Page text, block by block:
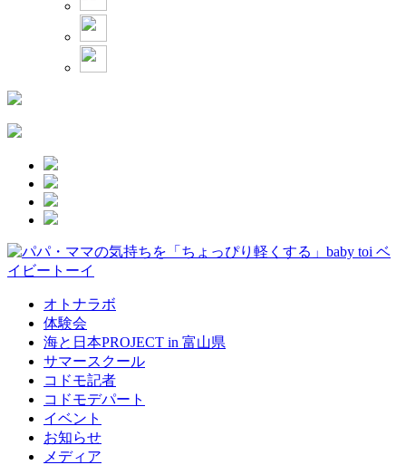
オトナラボ
体験会
海と日本PROJECT in 富山県
サマースクール
コドモ記者
コドモデパート
イベント
お知らせ
メディア